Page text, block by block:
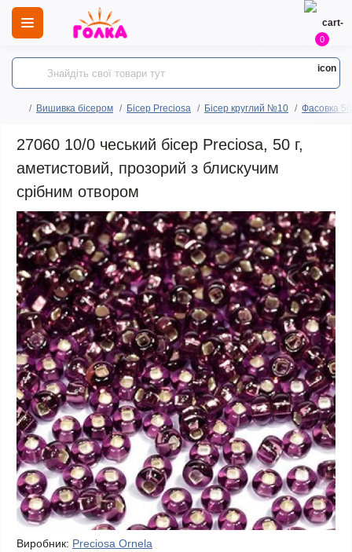
0
Вишивка бісером Бісер Preciosa Бісер круглий №10 Фасовка
27060 10/0 чеський бісер Preciosa, 50 г,
аметистовий, прозорий з блискучим
срібним отвором
Виробник: Preciosa Ornela